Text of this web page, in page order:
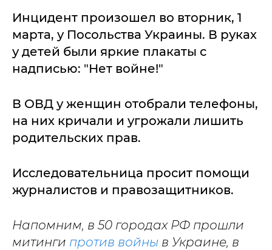
Инцидент произошел во вторник, 1
марта, у Посольства Украины. В руках
у детей были яркие плакаты с
надписью: "Нет войне!"
В ОВД у женщин отобрали телефоны,
на них кричали и угрожали лишить
родительских прав.
Исследовательница просит помощи
журналистов и правозащитников.
Напомним, в 50 городах РФ прошли
митинги против войны в Украине, в